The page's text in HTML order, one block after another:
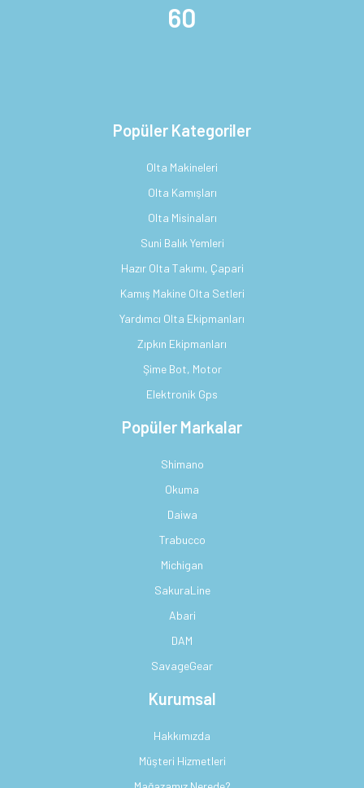
60
Popüler Kategoriler
Olta Makineleri
Olta Kamışları
Olta Misinaları
Suni Balık Yemleri
Hazır Olta Takımı, Çapari
Kamış Makine Olta Setleri
Yardımcı Olta Ekipmanları
Zıpkın Ekipmanları
Şime Bot, Motor
Elektronik Gps
Popüler Markalar
Shimano
Okuma
Daiwa
Trabucco
Michigan
SakuraLine
Abari
DAM
SavageGear
Kurumsal
Hakkımızda
Müşteri Hizmetleri